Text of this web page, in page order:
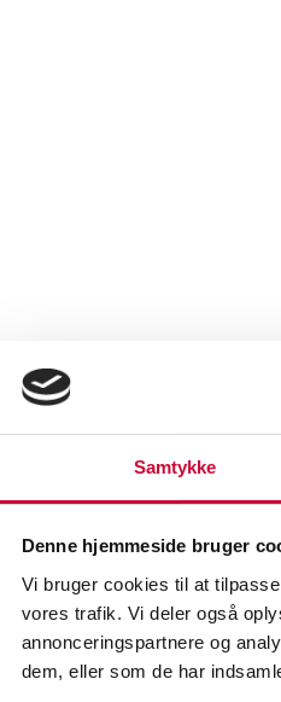
Samtykke
Denne hjemmeside bruger
Vi bruger cookies til at
vores trafik. Vi deler også
annonceringspartnere og
dem, eller som de har
Tilmeld dig vores